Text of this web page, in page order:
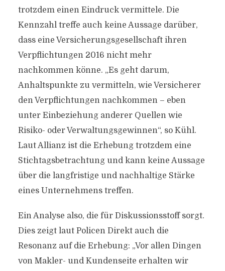
trotzdem einen Eindruck vermittele. Die
Kennzahl treffe auch keine Aussage darüber,
dass eine Versicherungsgesellschaft ihren
Verpflichtungen 2016 nicht mehr
nachkommen könne. „Es geht darum,
Anhaltspunkte zu vermitteln, wie Versicherer
den Verpflichtungen nachkommen – eben
unter Einbeziehung anderer Quellen wie
Risiko- oder Verwaltungsgewinnen“, so Kühl.
Laut Allianz ist die Erhebung trotzdem eine
Stichtagsbetrachtung und kann keine Aussage
über die langfristige und nachhaltige Stärke
eines Unternehmens treffen.
Ein Analyse also, die für Diskussionsstoff sorgt.
Dies zeigt laut Policen Direkt auch die
Resonanz auf die Erhebung: „Vor allen Dingen
von Makler- und Kundenseite erhalten wir